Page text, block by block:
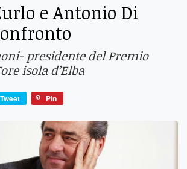
e Antonio Di
presidente del Premio
isola d’Elba
Tweet Pin